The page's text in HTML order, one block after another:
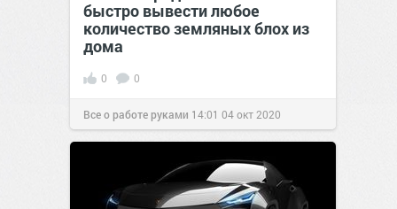
быстро вывести любое
количество земляных блох из
дома
0 0
Все о работе руками 14:01 04 окт 2020